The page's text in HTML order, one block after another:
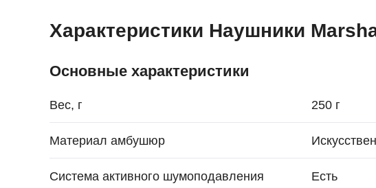
Характеристики Наушники
Основные характеристики
Вес, г 250 г
Материал амбушюр
Система активного шумоподавления
Есть